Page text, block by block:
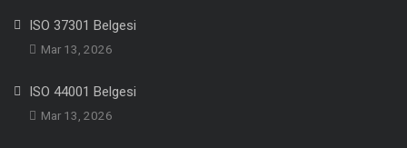
ISO 37301 Belgesi
Mar 13, 2026
ISO 44001 Belgesi
Mar 13, 2026